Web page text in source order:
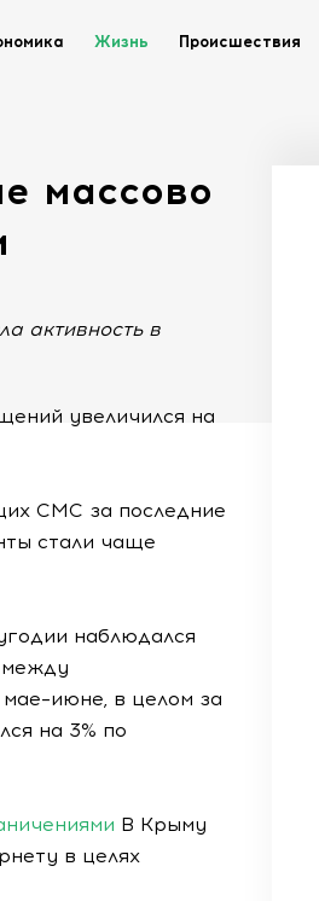
Жизнь Происшествия
массово
активность в
увеличился на
СМС за последние
стали чаще
наблюдался
между
в целом за
на 3% по
В Крыму
в целях